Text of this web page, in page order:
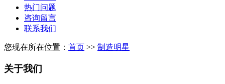
热门问题
咨询留言
联系我们
您现在所在位置： 首页 >> 制造明星
关于我们